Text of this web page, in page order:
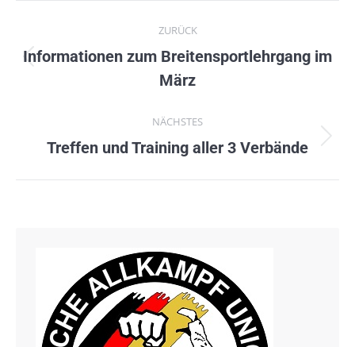
Kommentarnavigation
ZURÜCK
Vorheriger
Beitrag:
Informationen zum Breitensportlehrgang im
März
NÄCHSTES
Nächster
Treffen und Training aller 3 Verbände